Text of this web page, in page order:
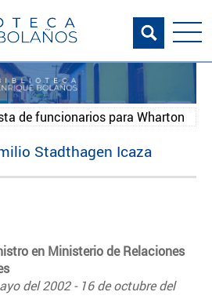
de funcionarios para Wharton
Stadthagen Icaza
en Ministerio de Relaciones
del 2002 - 16 de octubre del